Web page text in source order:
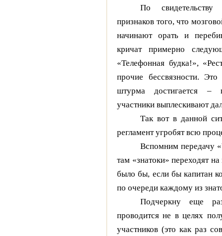
По
признаков того, что
начинают орать и
кричат примерно
«Телефонная будка!»,
прочие бессвязности.
штурма достигается –
участники выплескивают
Так вот в данной
регламент угробят всю
Вспомним передачу
там «знатоки» переходят
было бы, если бы капитан
по очереди каждому из
Подчеркну еще
проводится не в целях
участников (это как раз